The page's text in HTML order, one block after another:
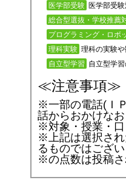
医学部受験 医学部受
総合型選抜・学校推薦
プログラミング・ロボ
理科実験 理科の実験
自立型学習 自立型学
≪注意事項≫
※一部の電話(Ｉ
話からおかけなお
※対象・授業・
※上記は選択され
るものではござい
※の点数は投稿